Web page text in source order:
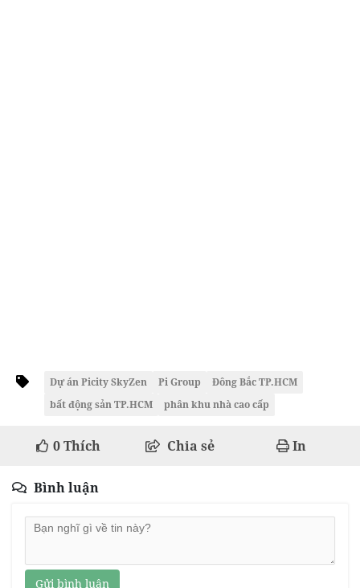
Dự án Picity SkyZen Pi Group
Đông Bắc TP.HCM
bất động sản TP.HCM
phân khu nhà cao cấp
0Thích Chia sẻ In
Bình luận
Gửi bình luận